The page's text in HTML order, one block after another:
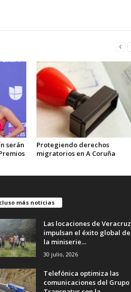
serán
Protegiendo derechos
migratorios en A Coruña
más noticias
Las locaciones de Veracruz
impulsan el éxito global de
la miniserie...
30 julio, 2026
Telefónica optimiza las
comunicaciones del Grupo